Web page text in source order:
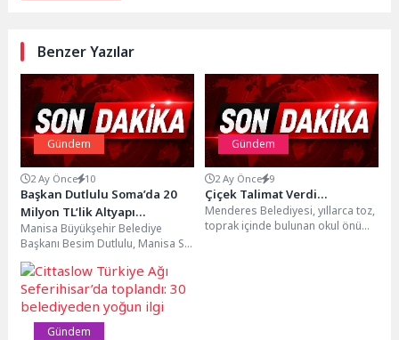
Benzer Yazılar
Gündem
2 Ay Önce 10
Başkan Dutlulu Soma’da 20
Milyon TL’lik Altyapı
Yatırımını İnceledi
Manisa Büyükşehir Belediye
Başkanı Besim Dutlulu, Manisa Su
ve Kanalizasyon İdaresi (MASKİ)
Genel Müdürlüğü tarafından...
Gündem
2 Ay Önce 9
Çiçek Talimat Verdi…
Menderes Belediyesi, yıllarca toz,
toprak içinde bulunan okul önü
Gündem